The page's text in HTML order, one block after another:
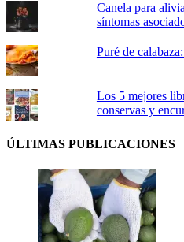
Canela para
síntomas
Puré de
Los 5 mejores
conservas y
ÚLTIMAS PUBLICACIONES